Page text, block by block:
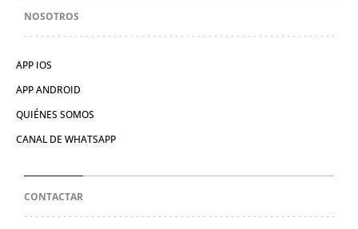
NOSOTROS
APP IOS
APP ANDROID
QUIÉNES SOMOS
CANAL DE WHATSAPP
CONTACTAR